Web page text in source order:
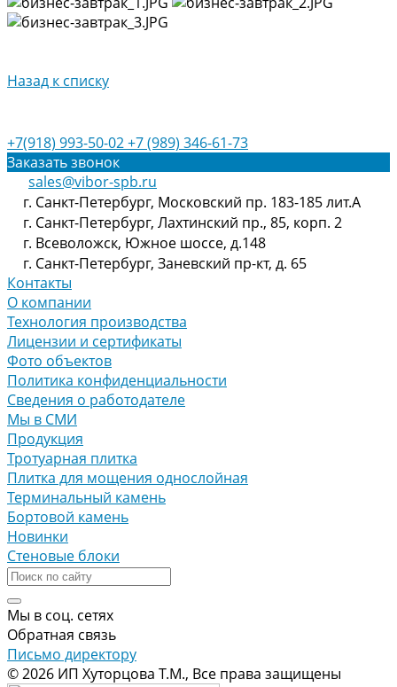
Назад к списку
+7(918) 993-50-02+7 (989) 346-61-73
Заказать звонок
sales@vibor-spb.ru
г. Санкт-Петербург, Московский пр. 183-185 лит.А
г. Санкт-Петербург, Лахтинский пр., 85, корп. 2
г. Всеволожск, Южное шоссе, д.148
г. Санкт-Петербург, Заневский пр-кт, д. 65
Контакты
О компании
Технология производства
Лицензии и сертификаты
Фото объектов
Политика конфиденциальности
Сведения о работодателе
Мы в СМИ
Продукция
Тротуарная плитка
Плитка для мощения однослойная
Терминальный камень
Бортовой камень
Новинки
Стеновые блоки
Мы в соц. сетях
Обратная связь
Письмо директору
© 2026 ИП Хуторцова Т.М., Все права защищены